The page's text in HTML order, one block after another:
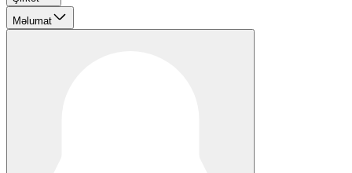
Məlumat